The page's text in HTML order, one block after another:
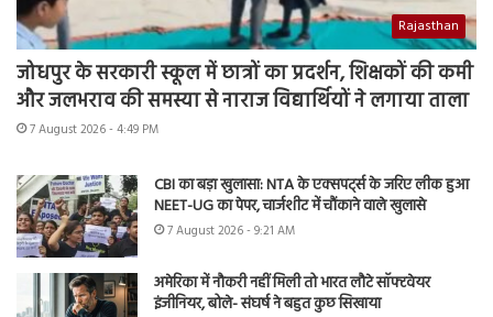
Rajasthan
जोधपुर के सरकारी स्कूल में छात्रों का प्रदर्शन, शिक्षकों की कमी
और जलभराव की समस्या से नाराज विद्यार्थियों ने लगाया ताला
7 August 2026 - 4:49 PM
CBI का बड़ा खुलासा: NTA के एक्सपर्ट्स के जरिए लीक हुआ
NEET-UG का पेपर, चार्जशीट में चौंकाने वाले खुलासे
7 August 2026 - 9:21 AM
अमेरिका में नौकरी नहीं मिली तो भारत लौटे सॉफ्टवेयर
इंजीनियर, बोले- संघर्ष ने बहुत कुछ सिखाया